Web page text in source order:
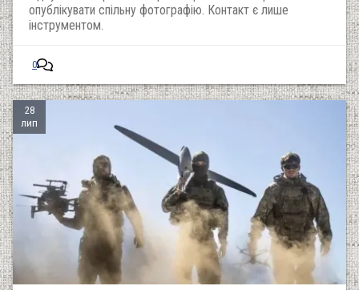
опублікувати спільну фотографію. Контакт є лише
інструментом.
0
28
лип